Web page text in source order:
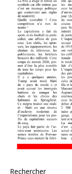
Rechercher